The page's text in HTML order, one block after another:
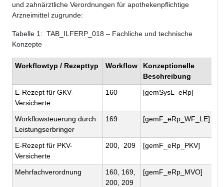
und zahnärztliche Verordnungen für apothekenpflichtige
Arzneimittel zugrunde:
Tabelle 1: TAB_ILFERP_018 – Fachliche und technische
Konzepte
Workflowtyp / Rezepttyp Workflow
Konzeptionelle
Beschreibung
E-Rezept für GKV-
Versicherte
160 [gemSysL_eRp]
Workflowsteuerung durch
Leistungserbringer
169 [gemF_eRp_WF_LE]
E-Rezept für PKV-
Versicherte
200, 209 [gemF_eRp_PKV]
Mehrfachverordnung
160, 169,
200, 209
[gemF_eRp_MVO]